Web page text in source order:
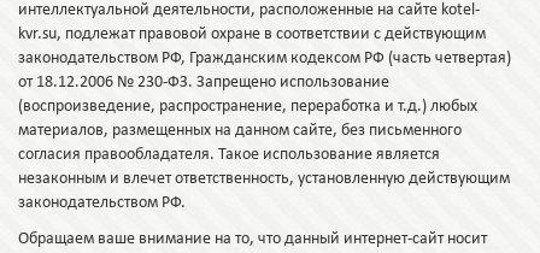
интеллектуальной деятельности, расположенные на сайте kotel-
kvr.su, подлежат правовой охране в соответствии с действующим
законодательством РФ, Гражданским кодексом РФ (часть четвертая)
от 18.12.2006 № 230-ФЗ. Запрещено использование
(воспроизведение, распространение, переработка и т.д.) любых
материалов, размещенных на данном сайте, без письменного
согласия правообладателя. Такое использование является
незаконным и влечет ответственность, установленную действующим
законодательством РФ.
Обращаем ваше внимание на то, что данный интернет-сайт носит